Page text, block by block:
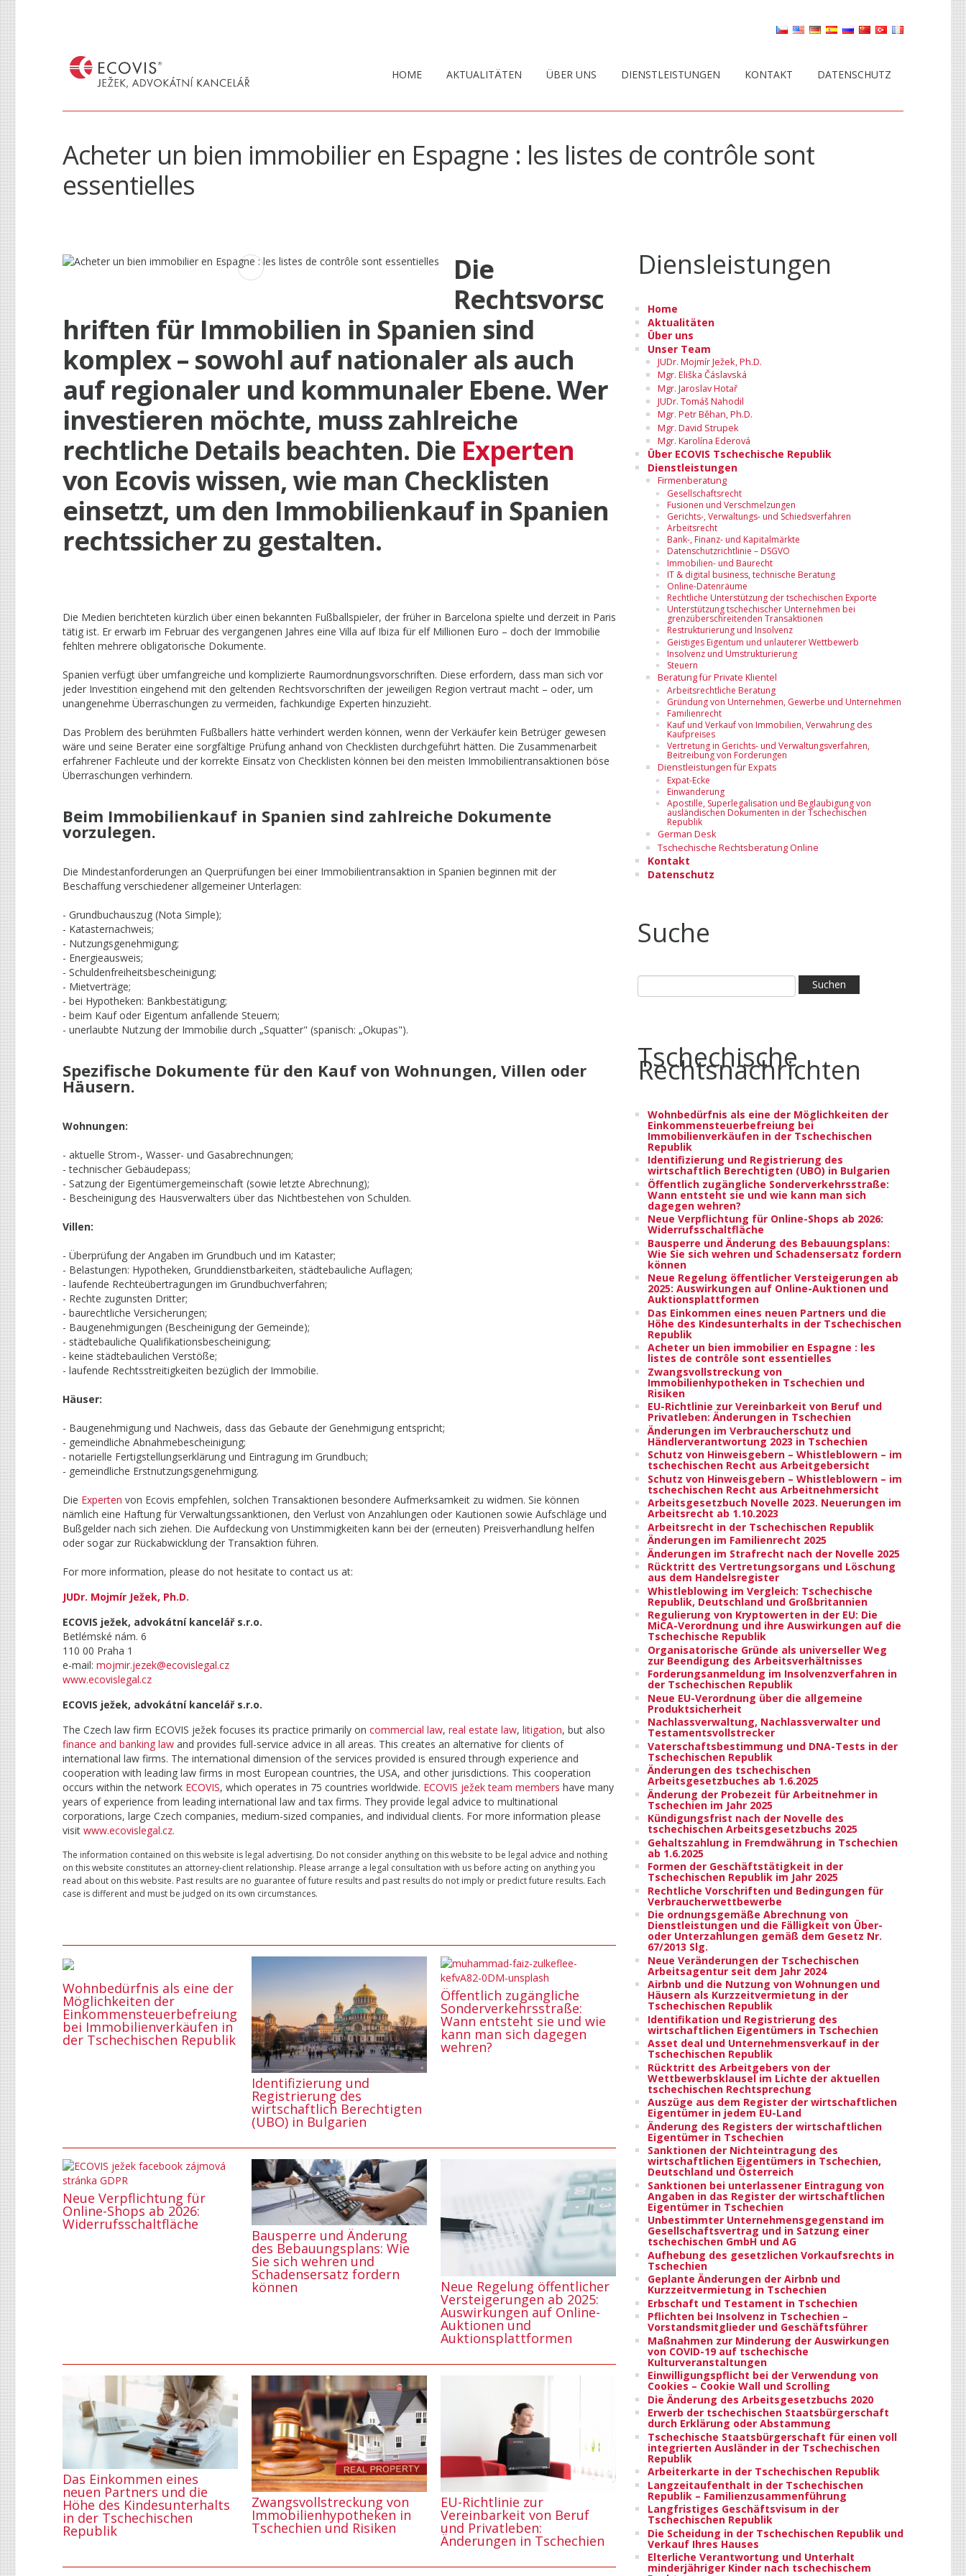
HOME AKTUALITÄTEN ÜBER UNS DIENSTLEISTUNGEN KONTAKT DATENSCHUTZ
Acheter un bien immobilier en Espagne : les listes de contrôle sont
essentielles
Die
Rechtsvorsc
hriften für Immobilien in Spanien sind
komplex – sowohl auf nationaler als auch
auf regionaler und kommunaler Ebene. Wer
investieren möchte, muss zahlreiche
rechtliche Details beachten. Die Experten
von Ecovis wissen, wie man Checklisten
einsetzt, um den Immobilienkauf in Spanien
rechtssicher zu gestalten.
Die Medien berichteten kürzlich über einen bekannten Fußballspieler, der früher in Barcelona spielte und derzeit in Paris
tätig ist. Er erwarb im Februar des vergangenen Jahres eine Villa auf Ibiza für elf Millionen Euro – doch der Immobilie
fehlten mehrere obligatorische Dokumente.
Spanien verfügt über umfangreiche und komplizierte Raumordnungsvorschriften. Diese erfordern, dass man sich vor
jeder Investition eingehend mit den geltenden Rechtsvorschriften der jeweiligen Region vertraut macht – oder, um
unangenehme Überraschungen zu vermeiden, fachkundige Experten hinzuzieht.
Das Problem des berühmten Fußballers hätte verhindert werden können, wenn der Verkäufer kein Betrüger gewesen
wäre und seine Berater eine sorgfältige Prüfung anhand von Checklisten durchgeführt hätten. Die Zusammenarbeit
erfahrener Fachleute und der korrekte Einsatz von Checklisten können bei den meisten Immobilientransaktionen böse
Überraschungen verhindern.
Beim Immobilienkauf in Spanien sind zahlreiche Dokumente
vorzulegen.
Die Mindestanforderungen an Querprüfungen bei einer Immobilientransaktion in Spanien beginnen mit der
Beschaffung verschiedener allgemeiner Unterlagen:
- Grundbuchauszug (Nota Simple);
- Katasternachweis;
- Nutzungsgenehmigung;
- Energieausweis;
- Schuldenfreiheitsbescheinigung;
- Mietverträge;
- bei Hypotheken: Bankbestätigung;
- beim Kauf oder Eigentum anfallende Steuern;
- unerlaubte Nutzung der Immobilie durch „Squatter" (spanisch: „Okupas").
Spezifische Dokumente für den Kauf von Wohnungen, Villen oder
Häusern.
Wohnungen:
- aktuelle Strom-, Wasser- und Gasabrechnungen;
- technischer Gebäudepass;
- Satzung der Eigentümergemeinschaft (sowie letzte Abrechnung);
- Bescheinigung des Hausverwalters über das Nichtbestehen von Schulden.
Villen:
- Überprüfung der Angaben im Grundbuch und im Kataster;
- Belastungen: Hypotheken, Grunddienstbarkeiten, städtebauliche Auflagen;
- laufende Rechteübertragungen im Grundbuchverfahren;
- Rechte zugunsten Dritter;
- baurechtliche Versicherungen;
- Baugenehmigungen (Bescheinigung der Gemeinde);
- städtebauliche Qualifikationsbescheinigung;
- keine städtebaulichen Verstöße;
- laufende Rechtsstreitigkeiten bezüglich der Immobilie.
Häuser:
- Baugenehmigung und Nachweis, dass das Gebaute der Genehmigung entspricht;
- gemeindliche Abnahmebescheinigung;
- notarielle Fertigstellungserklärung und Eintragung im Grundbuch;
- gemeindliche Erstnutzungsgenehmigung.
Die Experten von Ecovis empfehlen, solchen Transaktionen besondere Aufmerksamkeit zu widmen. Sie können
nämlich eine Haftung für Verwaltungssanktionen, den Verlust von Anzahlungen oder Kautionen sowie Aufschläge und
Bußgelder nach sich ziehen. Die Aufdeckung von Unstimmigkeiten kann bei der (erneuten) Preisverhandlung helfen
oder sogar zur Rückabwicklung der Transaktion führen.
For more information, please do not hesitate to contact us at:
JUDr. Mojmír Ježek, Ph.D.
ECOVIS ježek, advokátní kancelář s.r.o.
Betlémské nám. 6
110 00 Praha 1
e-mail: mojmir.jezek@ecovislegal.cz
www.ecovislegal.cz
ECOVIS ježek, advokátní kancelář s.r.o.
The Czech law firm ECOVIS ježek focuses its practice primarily on commercial law, real estate law, litigation, but also
finance and banking law and provides full-service advice in all areas. This creates an alternative for clients of
international law firms. The international dimension of the services provided is ensured through experience and
cooperation with leading law firms in most European countries, the USA, and other jurisdictions. This cooperation
occurs within the network ECOVIS, which operates in 75 countries worldwide. ECOVIS ježek team members have many
years of experience from leading international law and tax firms. They provide legal advice to multinational
corporations, large Czech companies, medium-sized companies, and individual clients. For more information please
visit www.ecovislegal.cz.
The information contained on this website is legal advertising. Do not consider anything on this website to be legal advice and nothing
on this website constitutes an attorney-client relationship. Please arrange a legal consultation with us before acting on anything you
read about on this website. Past results are no guarantee of future results and past results do not imply or predict future results. Each
case is different and must be judged on its own circumstances.
Wohnbedürfnis als eine der
Möglichkeiten der
Einkommensteuerbefreiung
bei Immobilienverkäufen in
der Tschechischen Republik
Identifizierung und
Registrierung des
wirtschaftlich Berechtigten
(UBO) in Bulgarien
Öffentlich zugängliche
Sonderverkehrsstraße:
Wann entsteht sie und wie
kann man sich dagegen
wehren?
Neue Verpflichtung für
Online-Shops ab 2026:
Widerrufsschaltfläche
Bausperre und Änderung
des Bebauungsplans: Wie
Sie sich wehren und
Schadensersatz fordern
können Neue Regelung öffentlicher
Versteigerungen ab 2025:
Auswirkungen auf Online-
Auktionen und
Auktionsplattformen
Das Einkommen eines
neuen Partners und die
Höhe des Kindesunterhalts
in der Tschechischen
Republik
Zwangsvollstreckung von
Immobilienhypotheken in
Tschechien und Risiken
EU-Richtlinie zur
Vereinbarkeit von Beruf
und Privatleben:
Änderungen in Tschechien
Diensleistungen
Home
Aktualitäten
Über uns
Unser Team
JUDr. Mojmír Ježek, Ph.D.
Mgr. Eliška Čáslavská
Mgr. Jaroslav Hotař
JUDr. Tomáš Nahodil
Mgr. Petr Běhan, Ph.D.
Mgr. David Strupek
Mgr. Karolína Ederová
Über ECOVIS Tschechische Republik
Dienstleistungen
Firmenberatung
Gesellschaftsrecht
Fusionen und Verschmelzungen
Gerichts-, Verwaltungs- und Schiedsverfahren
Arbeitsrecht
Bank-, Finanz- und Kapitalmärkte
Datenschutzrichtlinie – DSGVO
Immobilien- und Baurecht
IT & digital business, technische Beratung
Online-Datenräume
Rechtliche Unterstützung der tschechischen Exporte
Unterstützung tschechischer Unternehmen bei
grenzüberschreitenden Transaktionen
Restrukturierung und Insolvenz
Geistiges Eigentum und unlauterer Wettbewerb
Insolvenz und Umstrukturierung
Steuern
Beratung für Private Klientel
Arbeitsrechtliche Beratung
Gründung von Unternehmen, Gewerbe und Unternehmen
Familienrecht
Kauf und Verkauf von Immobilien, Verwahrung des
Kaufpreises
Vertretung in Gerichts- und Verwaltungsverfahren,
Beitreibung von Forderungen
Dienstleistungen für Expats
Expat-Ecke
Einwanderung
Apostille, Superlegalisation und Beglaubigung von
ausländischen Dokumenten in der Tschechischen
Republik
German Desk
Tschechische Rechtsberatung Online
Kontakt
Datenschutz
Suche
Tschechische
Rechtsnachrichten
Wohnbedürfnis als eine der Möglichkeiten der
Einkommensteuerbefreiung bei
Immobilienverkäufen in der Tschechischen
Republik
Identifizierung und Registrierung des
wirtschaftlich Berechtigten (UBO) in Bulgarien
Öffentlich zugängliche Sonderverkehrsstraße:
Wann entsteht sie und wie kann man sich
dagegen wehren?
Neue Verpflichtung für Online-Shops ab 2026:
Widerrufsschaltfläche
Bausperre und Änderung des Bebauungsplans:
Wie Sie sich wehren und Schadensersatz fordern
können
Neue Regelung öffentlicher Versteigerungen ab
2025: Auswirkungen auf Online-Auktionen und
Auktionsplattformen
Das Einkommen eines neuen Partners und die
Höhe des Kindesunterhalts in der Tschechischen
Republik
Acheter un bien immobilier en Espagne : les
listes de contrôle sont essentielles
Zwangsvollstreckung von
Immobilienhypotheken in Tschechien und
Risiken
EU-Richtlinie zur Vereinbarkeit von Beruf und
Privatleben: Änderungen in Tschechien
Änderungen im Verbraucherschutz und
Händlerverantwortung 2023 in Tschechien
Schutz von Hinweisgebern – Whistleblowern – im
tschechischen Recht aus Arbeitgebersicht
Schutz von Hinweisgebern – Whistleblowern – im
tschechischen Recht aus Arbeitnehmersicht
Arbeitsgesetzbuch Novelle 2023. Neuerungen im
Arbeitsrecht ab 1.10.2023
Arbeitsrecht in der Tschechischen Republik
Änderungen im Familienrecht 2025
Änderungen im Strafrecht nach der Novelle 2025
Rücktritt des Vertretungsorgans und Löschung
aus dem Handelsregister
Whistleblowing im Vergleich: Tschechische
Republik, Deutschland und Großbritannien
Regulierung von Kryptowerten in der EU: Die
MiCA-Verordnung und ihre Auswirkungen auf die
Tschechische Republik
Organisatorische Gründe als universeller Weg
zur Beendigung des Arbeitsverhältnisses
Forderungsanmeldung im Insolvenzverfahren in
der Tschechischen Republik
Neue EU-Verordnung über die allgemeine
Produktsicherheit
Nachlassverwaltung, Nachlassverwalter und
Testamentsvollstrecker
Vaterschaftsbestimmung und DNA-Tests in der
Tschechischen Republik
Änderungen des tschechischen
Arbeitsgesetzbuches ab 1.6.2025
Änderung der Probezeit für Arbeitnehmer in
Tschechien im Jahr 2025
Kündigungsfrist nach der Novelle des
tschechischen Arbeitsgesetzbuchs 2025
Gehaltszahlung in Fremdwährung in Tschechien
ab 1.6.2025
Formen der Geschäftstätigkeit in der
Tschechischen Republik im Jahr 2025
Rechtliche Vorschriften und Bedingungen für
Verbraucherwettbewerbe
Die ordnungsgemäße Abrechnung von
Dienstleistungen und die Fälligkeit von Über-
oder Unterzahlungen gemäß dem Gesetz Nr.
67/2013 Slg.
Neue Veränderungen der Tschechischen
Arbeitsagentur seit dem Jahr 2024
Airbnb und die Nutzung von Wohnungen und
Häusern als Kurzzeitvermietung in der
Tschechischen Republik
Identifikation und Registrierung des
wirtschaftlichen Eigentümers in Tschechien
Asset deal und Unternehmensverkauf in der
Tschechischen Republik
Rücktritt des Arbeitgebers von der
Wettbewerbsklausel im Lichte der aktuellen
tschechischen Rechtsprechung
Auszüge aus dem Register der wirtschaftlichen
Eigentümer in jedem EU-Land
Änderung des Registers der wirtschaftlichen
Eigentümer in Tschechien
Sanktionen der Nichteintragung des
wirtschaftlichen Eigentümers in Tschechien,
Deutschland und Österreich
Sanktionen bei unterlassener Eintragung von
Angaben in das Register der wirtschaftlichen
Eigentümer in Tschechien
Unbestimmter Unternehmensgegenstand im
Gesellschaftsvertrag und in Satzung einer
tschechischen GmbH und AG
Aufhebung des gesetzlichen Vorkaufsrechts in
Tschechien
Geplante Änderungen der Airbnb und
Kurzzeitvermietung in Tschechien
Erbschaft und Testament in Tschechien
Pflichten bei Insolvenz in Tschechien –
Vorstandsmitglieder und Geschäftsführer
Maßnahmen zur Minderung der Auswirkungen
von COVID-19 auf tschechische
Kulturveranstaltungen
Einwilligungspflicht bei der Verwendung von
Cookies – Cookie Wall und Scrolling
Die Änderung des Arbeitsgesetzbuchs 2020
Erwerb der tschechischen Staatsbürgerschaft
durch Erklärung oder Abstammung
Tschechische Staatsbürgerschaft für einen voll
integrierten Ausländer in der Tschechischen
Republik
Arbeiterkarte in der Tschechischen Republik
Langzeitaufenthalt in der Tschechischen
Republik – Familienzusammenführung
Langfristiges Geschäftsvisum in der
Tschechischen Republik
Die Scheidung in der Tschechischen Republik und
Verkauf Ihres Hauses
Elterliche Verantwortung und Unterhalt
minderjähriger Kinder nach tschechischem